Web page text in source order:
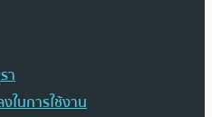
า
ในการใช้งาน